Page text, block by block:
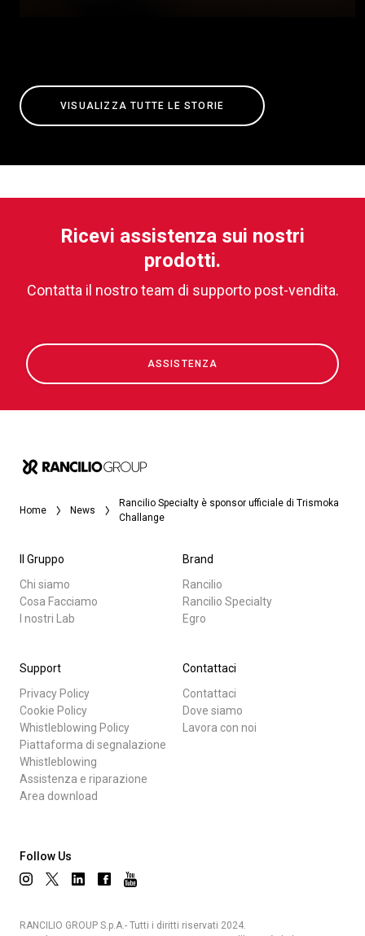
VISUALIZZA TUTTE LE STORIE
Ricevi assistenza sui nostri
prodotti.
Contatta il nostro team di supporto post-vendita.
ASSISTENZA
Home News
Rancilio Specialty è sponsor ufficiale di Trismoka
Challange
Il Gruppo
Chi siamo
Cosa Facciamo
I nostri Lab
Brand
Rancilio
Rancilio Specialty
Egro
Support
Privacy Policy
Cookie Policy
Whistleblowing Policy
Piattaforma di segnalazione
Whistleblowing
Assistenza e riparazione
Area download
Contattaci
Contattaci
Dove siamo
Lavora con noi
Follow Us
RANCILIO GROUP S.p.A.- Tutti i diritti riservati 2024.